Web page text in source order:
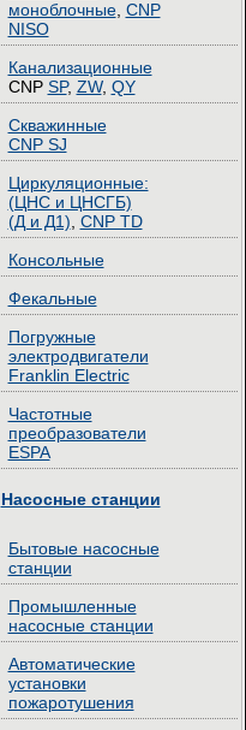
моноблочные, CNP
NISO
Канализационные
CNP SP, ZW, QY
Скважинные
CNP SJ
Циркуляционные:
(ЦНС и ЦНСГБ)
(Д и Д1) CNP TD
Консольные
Фекальные
Погружные
электродвигатели
Franklin Electric
Частотные
преобразователи
ESPA
Насосные станции
Бытовые насосные
станции
Промышленные
насосные станции
Автоматические
установки
пожаротушения